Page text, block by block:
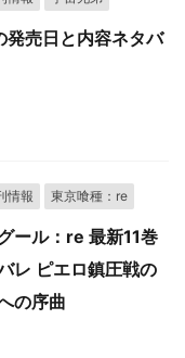
売日と内容ネタバ
情報 東京喰種：re
ール：re 最新11巻
レ ピエロ鎮圧戦の
の序曲